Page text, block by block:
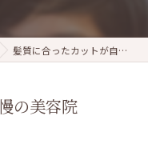
髪質に合ったカットが自慢の美容院
の美容院